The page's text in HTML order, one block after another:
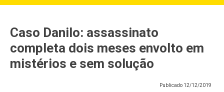
Caso Danilo: assassinato
completa dois meses envolto em
mistérios e sem solução
Publicado 12/12/2019